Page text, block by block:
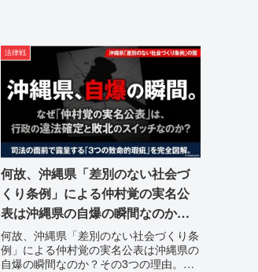
法律戦
何故、沖縄県「差別のない社会づ
くり条例」による仲村覚の実名公
表は沖縄県の自爆の瞬間なのか？
その3つの理由。
何故、沖縄県「差別のない社会づくり条
例」による仲村覚の実名公表は沖縄県の
自爆の瞬間なのか？その3つの理由。現